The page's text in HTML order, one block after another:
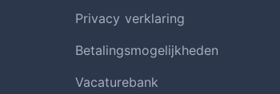
Privacy verklaring
Betalingsmogelijkheden
Vacaturebank